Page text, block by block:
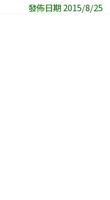
發佈日期 2015/8/25